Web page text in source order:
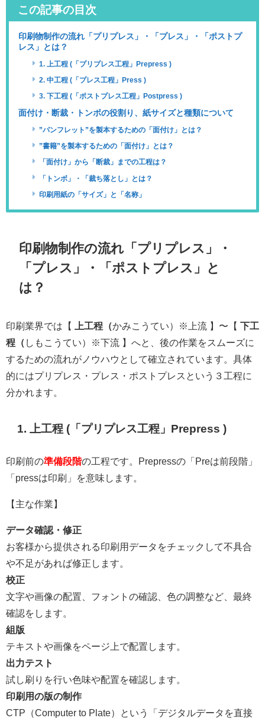
この記事の目次
印刷物制作の流れ「プリプレス」・「プレス」・「ポストプ
レス」とは？
1. 上工程 (「プリプレス工程」Prepress )
2. 中工程 (「プレス工程」Press )
3. 下工程 (「ポストプレス工程」Postpress )
面付け・断裁・トンボの役割り、紙サイズと種類について
”パンフレット”を製本するための「面付け」とは？
”書籍”を製本するための「面付け」とは？
「面付け」から「断裁」までの工程は？
「トンボ」・「裁ち落とし」とは？
印刷用紙の「サイズ」と「名称」
印刷物制作の流れ「プリプレス」・
「プレス」・「ポストプレス」と
は？
印刷業界では 【 上工程（かみこうてい）※上流 】〜【 下工
程（ しもこうてい）※下流 】へと、後の作業をスムーズに
するための流れがノウハウとして確立されています。具体
的にはプリプレス・プレス・ポストプレスという３工程に
分かれま す。
1. 上工程 (「プリプレス工程」Prepress )
印刷前の準備段階の工程です。Prepressの「Preは前段階」
「pressは印刷」を意味します。
【主な作業】
データ確認・修正
お客様から提供される印刷用データをチェックして不具合
や不足があれば修正します。
校正
文字や画像の配置、フォントの確認、色の調整など、最終
確認をします。
組版
テキストや画像をページ上で配置します。
出力テスト
試し刷りを行い色味や配置を確認します。
印刷用の版の制作
CTP（Computer to Plate）という「デジタルデータを直接